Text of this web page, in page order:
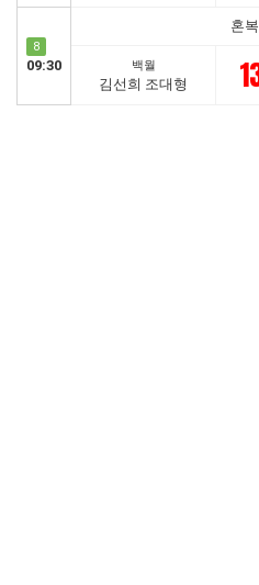
8
09:30
혼
백월
김선희 조대형